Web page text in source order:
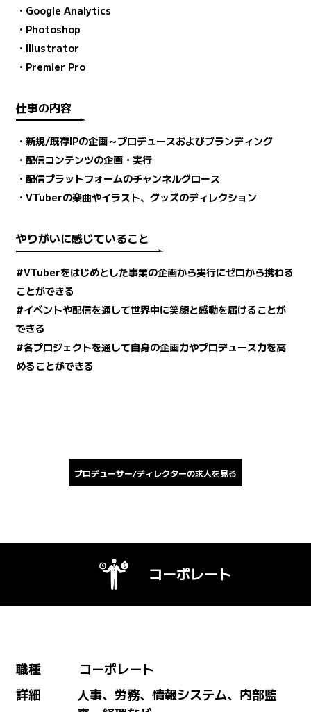
・Google Analytics
・Photoshop
・Illustrator
・Premier Pro
仕事の内容
・新規/既存IPの企画～プロデュースおよびブランディング
・配信コンテンツの企画・実行
・配信プラットフォームのチャンネルグロース
・VTuberの楽曲やイラスト、グッズのディレクション
やりがいに感じていること
#VTuberをはじめとした事業の企画から実行にゼロから携わる
ことができる
#イベントや配信を通して世界中に笑顔と感動を届けることが
できる
#各プロジェクトを通して自身の企画力やプロデュース力を高
めることができる
プロデューサー/ディレクターの求人を見る
コーポレート
職種
コーポレート
詳細
人事、労務、情報システム、内部監